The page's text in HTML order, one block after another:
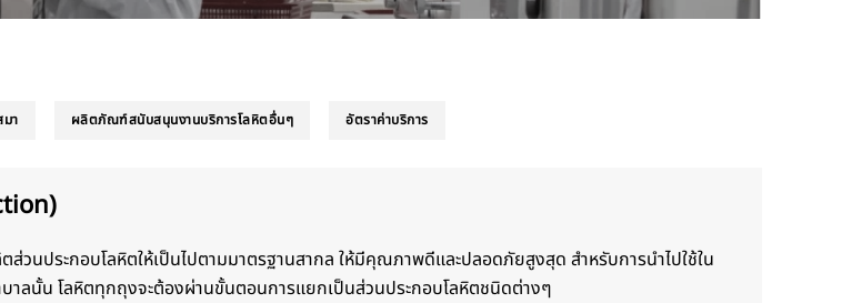
า ผลิตภัณฑ์สนับสนุนงานบริการโลหิตอื่นๆ อัตราค่าบริการ
นประกอบโลหิตให้เป็นไปตามมาตรฐานสากล ให้มีคุณภาพดีและปลอดภัยสูงสุด สำหรับการนําไปใช้ใน
ลนั้น โลหิตทุกถุงจะต้องผ่านขั้นตอนการแยกเป็นส่วนประกอบโลหิตชนิดต่างๆ